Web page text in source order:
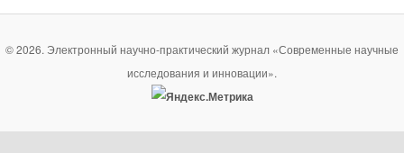
© 2026. Электронный научно-практический журнал «Современные научные
исследования и инновации».